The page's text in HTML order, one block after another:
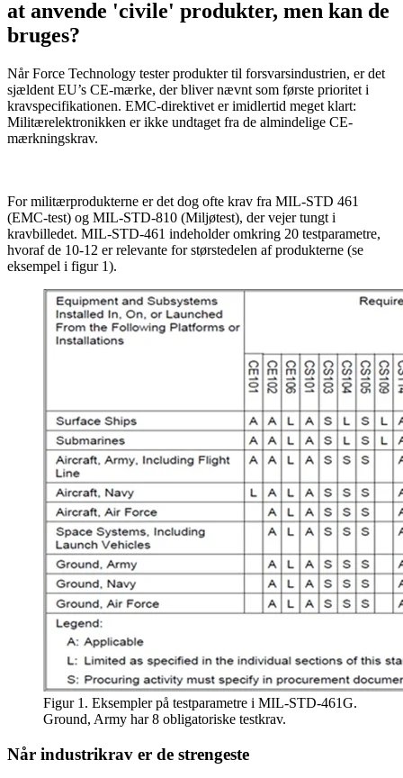
at anvende 'civile' produkter, men kan de
bruges?
Når Force Technology tester produkter til forsvarsindustrien, er det
sjældent EU’s CE-mærke, der bliver nævnt som første prioritet i
kravspecifikationen. EMC-direktivet er imidlertid meget klart:
Militærelektronikken er ikke undtaget fra de almindelige CE-
mærkningskrav.
For militærprodukterne er det dog ofte krav fra MIL-STD 461
(EMC-test) og MIL-STD-810 (Miljøtest), der vejer tungt i
kravbilledet. MIL-STD-461 indeholder omkring 20 testparametre,
hvoraf de 10-12 er relevante for størstedelen af produkterne (se
eksempel i figur 1).
Figur 1. Eksempler på testparametre i MIL-STD-461G.
Ground, Army har 8 obligatoriske testkrav.
Når industrikrav er de strengeste